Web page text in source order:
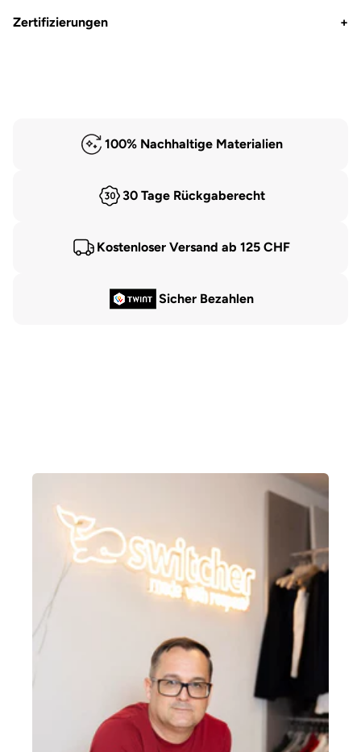
Zertifizierungen +
100% Nachhaltige Materialien
30 Tage Rückgaberecht
Kostenloser Versand ab 125 CHF
Sicher Bezahlen